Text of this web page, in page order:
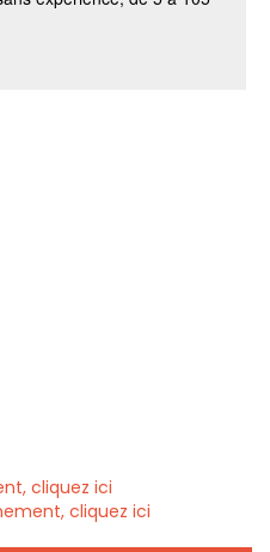
cliquez ici
cliquez ici